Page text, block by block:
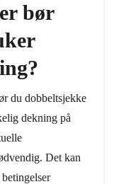
bør
du dobbeltsjekke
dekning på
Det kan